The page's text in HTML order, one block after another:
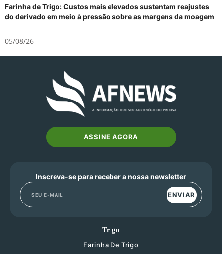
Farinha de Trigo: Custos mais elevados sustentam reajustes
do derivado em meio à pressão sobre as margens da moagem
05/08/26
ASSINE AGORA
Inscreva-se para receber a nossa newsletter
ENVIAR
Trigo
Farinha De Trigo